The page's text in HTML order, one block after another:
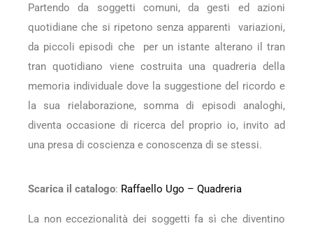
Partendo da soggetti comuni, da gesti ed azioni
quotidiane che si ripetono senza apparenti variazioni,
da piccoli episodi che per un istante alterano il tran
tran quotidiano viene costruita una quadreria della
memoria individuale dove la suggestione del ricordo e
la sua rielaborazione, somma di episodi analoghi,
diventa occasione di ricerca del proprio io, invito ad
una presa di coscienza e conoscenza di se stessi.
Scarica il catalogo: Raffaello Ugo – Quadreria
La non eccezionalità dei soggetti fa sì che diventino